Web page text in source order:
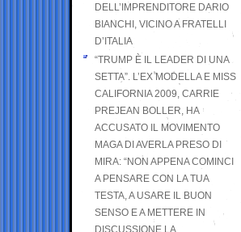
DELL’IMPRENDITORE DARIO
BIANCHI, VICINO A FRATELLI
D’ITALIA
“TRUMP È IL LEADER DI UNA
SETTA”. L’EX MODELLA E MISS
CALIFORNIA 2009, CARRIE
PREJEAN BOLLER, HA
ACCUSATO IL MOVIMENTO
MAGA DI AVERLA PRESO DI
MIRA: “NON APPENA COMINCI
A PENSARE CON LA TUA
TESTA, A USARE IL BUON
SENSO E A METTERE IN
DISCUSSIONE LA